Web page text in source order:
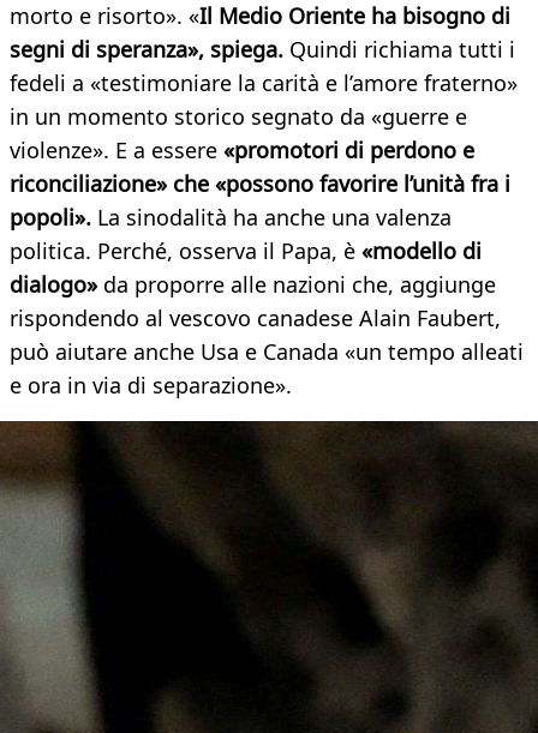
morto e risorto». «Il Medio Oriente ha bisogno di
segni di speranza», spiega. Quindi richiama tutti i
fedeli a «testimoniare la carità e l’amore fraterno»
in un momento storico segnato da «guerre e
violenze». E a essere «promotori di perdono e
riconciliazione» che «possono favorire l’unità fra i
popoli». La sinodalità ha anche una valenza
politica. Perché, osserva il Papa, è «modello di
dialogo» da proporre alle nazioni che, aggiunge
rispondendo al vescovo canadese Alain Faubert,
può aiutare anche Usa e Canada «un tempo alleati
e ora in via di separazione».